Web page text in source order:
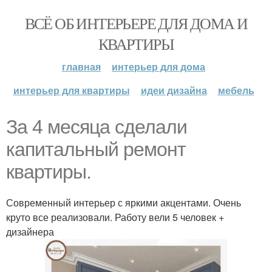
ВСЁ ОБ ИНТЕРЬЕРЕ ДЛЯ ДОМА И
КВАРТИРЫ
главная
интерьер для дома
интерьер для квартиры
идеи дизайна мебель
За 4 месяца сделали
капитальный ремонт
квартиры.
Современный интерьер с яркими акцентами. Очень
круто все реализовали. Работу вели 5 человек +
дизайнера